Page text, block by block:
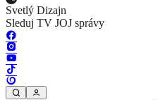
Svetlý Dizajn
Sleduj TV JOJ správy